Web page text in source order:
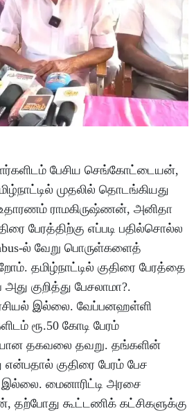
பேசிய செங்கோட்டையன்,
முதலில் தொடங்கியது
ராமகிருஷ்ணன், அனிதா
பேரத்திற்கு எப்படி பதில்சொல்ல
ல் வேறு பொருள்களைத்
தமிழ்நாட்டில் குதிரை பேரத்தை
குறித்து பேசலாமா?.
இல்லை. வேப்பனஹள்ளி
ரூ.50 கோடி பேரம்
தகவலை தவறு. தங்களின்
குதிரை பேரம் பேச
மைனாரிட்டி அரசை
தற்போது கூட்டணிக் கட்சிகளுக்கு